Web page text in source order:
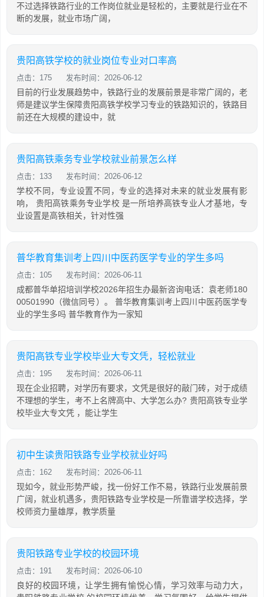
不过选择铁路行业的工作岗位就业是轻松的，主要就是行业在不
断的发展，就业市场广阔，
贵阳高铁学校的就业岗位专业对口率高
点击：175 发布时间：2026-06-12
目前的行业发展趋势中，铁路行业的发展前景是非常广阔的，老
师是建议学生保障贵阳高铁学校学习专业的铁路知识的，铁路目
前还在大规模的建设中，就
贵阳高铁乘务专业学校就业前景怎么样
点击：133 发布时间：2026-06-12
学校不同，专业设置不同，专业的选择对未来的就业发展有影
响， 贵阳高铁乘务专业学校 是一所培养高铁专业人才基地，专
业设置是高铁相关，针对性强
普华教育集训考上四川中医药医学专业的学生多吗
点击：105 发布时间：2026-06-11
成都普华单招培训学校2026年招生办最新咨询电话：袁老师180
00501990（微信同号）。 普华教育集训考上四川中医药医学专
业的学生多吗 普华教育作为一家知
贵阳高铁专业学校毕业大专文凭，轻松就业
点击：195 发布时间：2026-06-11
现在企业招聘，对学历有要求，文凭是很好的敲门砖，对于成绩
不理想的学生，考不上名牌高中、大学怎么办? 贵阳高铁专业学
校毕业大专文凭 ，能让学生
初中生读贵阳铁路专业学校就业好吗
点击：162 发布时间：2026-06-11
现如今，就业形势严峻，找一份好工作不易，铁路行业发展前景
广阔，就业机遇多，贵阳铁路专业学校是一所靠谱学校选择，学
校师资力量雄厚，教学质量
贵阳铁路专业学校的校园环境
点击：191 发布时间：2026-06-10
良好的校园环境，让学生拥有愉悦心情，学习效率与动力大，